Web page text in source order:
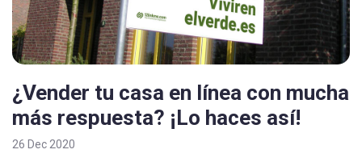
¿Vender tu casa en línea con mucha
más respuesta? ¡Lo haces así!
26 Dec 2020